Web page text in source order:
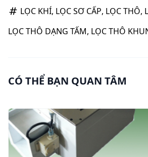
LỌC KHÍ, LỌC SƠ CẤP, LỌC THÔ,
LỌC THÔ DẠNG TẤM, LỌC THÔ
CÓ THỂ BẠN QUAN TÂM